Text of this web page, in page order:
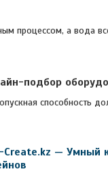
процессом, а вода
подбор
способность
Create.kz — Умный